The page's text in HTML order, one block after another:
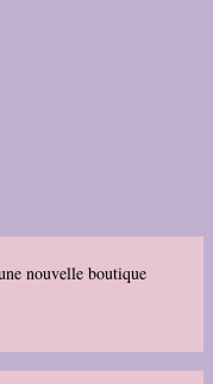
nouvelle boutique